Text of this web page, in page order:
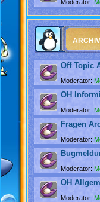
Moderator:
Off Topic
Moderator:
OH
Moderator:
Fragen
Moderator:
Moderator:
OH
Moderator: